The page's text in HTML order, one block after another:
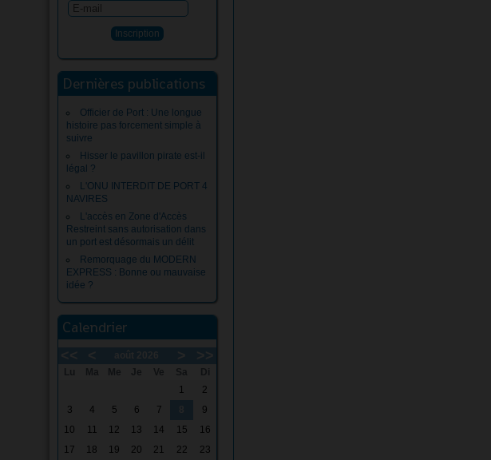
Dernières publications
Officier de Port : Une longue
histoire pas forcement simple à
suivre
Hisser le pavillon pirate est-il
légal ?
L'ONU INTERDIT DE PORT 4
NAVIRES
L'accès en Zone d'Accès
Restreint sans autorisation dans
un port est désormais un délit
Remorquage du MODERN
EXPRESS : Bonne ou mauvaise
idée ?
Calendrier
Lu Ma Me Je Ve Sa
Di
1
2
3
4 5 6 7
9
10
11 12 13 14 15
16
17
18 19 20 21 22 23